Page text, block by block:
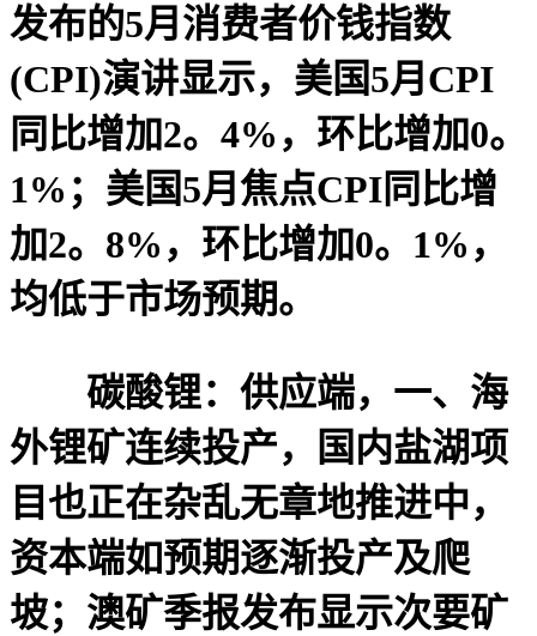
发布的5月消费者价钱指数
(CPI)演讲显示，美国5月CPI
同比增加2。4%，环比增加0。
1%；美国5月焦点CPI同比增
加2。8%，环比增加0。1%，
均低于市场预期。
碳酸锂：供应端，一、海
外锂矿连续投产，国内盐湖项
目也正在杂乱无章地推进中，
资本端如预期逐渐投产及爬
坡；澳矿季报发布显示次要矿